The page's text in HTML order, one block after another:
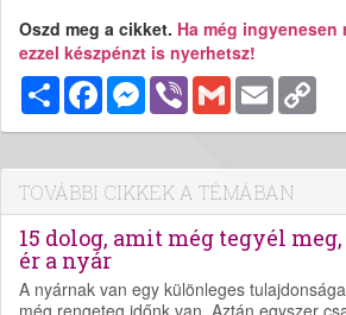
Oszd meg a cikket. Ha még
ezzel készpénzt is nyerhetsz!
MegosztásFacebookMessenger
Viber Gmail Email
TOVÁBBI CIKKEK A TÉMÁBAN
15 dolog, amit még tegyél
ér a nyár
A nyárnak van egy különleges
még rengeteg időnk van. Aztán egyszer